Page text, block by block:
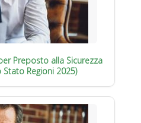
Preposto alla Sicurezza
Regioni 2025)